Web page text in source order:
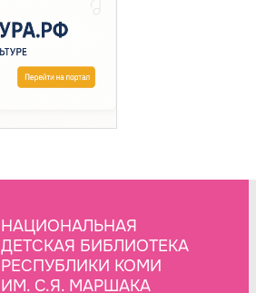
НАЦИОНАЛЬНАЯ
ДЕТСКАЯ БИБЛИОТЕКА
РЕСПУБЛИКИ КОМИ
ИМ. С.Я. МАРШАКА